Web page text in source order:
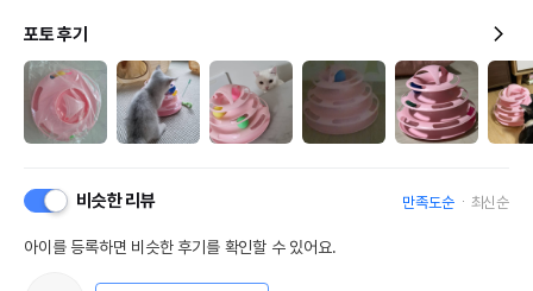
포토 후기
비슷한 리뷰 만족도순 최신순
아이를 등록하면 비슷한 후기를 확인할 수 있어요.